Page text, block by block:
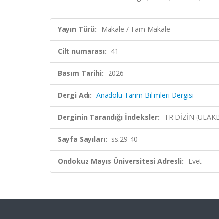
Yayın Türü: Makale / Tam Makale
Cilt numarası: 41
Basım Tarihi: 2026
Dergi Adı: Anadolu Tarım Bilimleri Dergisi
Derginin Tarandığı İndeksler: TR DİZİN
Sayfa Sayıları: ss.29-40
Ondokuz Mayıs Üniversitesi Adresli: Evet